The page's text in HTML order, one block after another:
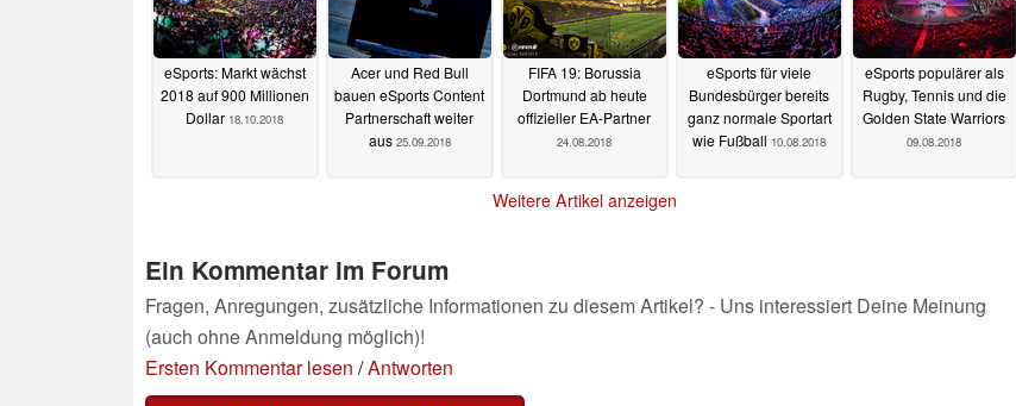
eSports: Markt wächst
2018 auf 900 Millionen
Dollar 18.10.2018
Acer und Red Bull
bauen eSports Content
Partnerschaft weiter
aus 25.09.2018
FIFA 19: Borussia
Dortmund ab heute
offizieller EA-Partner
24.08.2018
eSports für viele
Bundesbürger bereits
ganz normale Sportart
wie Fußball 10.08.2018
eSports populärer als
Rugby, Tennis und die
Golden State Warriors
09.08.2018
Weitere Artikel anzeigen
Ein Kommentar im Forum
Fragen, Anregungen, zusätzliche Informationen zu diesem Artikel? - Uns interessiert Deine Meinung
(auch ohne Anmeldung möglich)!
Ersten Kommentar lesen /Antworten